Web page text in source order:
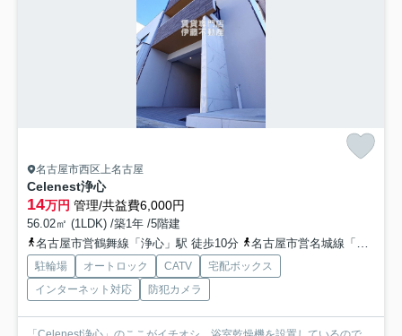
名古屋市西区上名古屋
Celenest浄心
14万円 管理/共益費6,000円
56.02㎡ (1LDK) /築1年 /5階建
名古屋市営鶴舞線「浄心」駅 徒歩10分
名古屋市営名城線「名城公園」駅 徒歩21分
駐輪場 オートロック CATV
宅配ボックス
インターネット対応
防犯カメラ